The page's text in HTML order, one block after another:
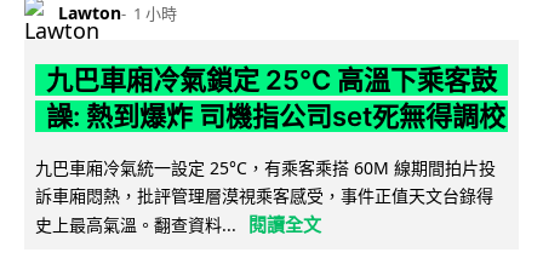
Lawton 1 小時
九巴車廂冷氣鎖定 25°C 高溫下乘客鼓
譟: 熱到爆炸 司機指公司set死無得調校
九巴車廂冷氣統一設定 25°C，有乘客乘搭 60M 線期間拍片投
訴車廂悶熱，批評管理層漠視乘客感受，事件正值天文台錄得
史上最高氣溫。翻查資料...
閱讀全文